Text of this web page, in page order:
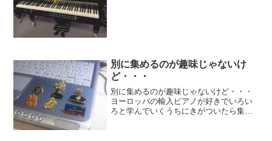
別に集めるのが趣味じゃないけ
ど・・・
別に集めるのが趣味じゃないけど・・・
ヨーロッパの輸入ピアノが好きでいろい
ろと学んでいくうちにきがついたら集ま